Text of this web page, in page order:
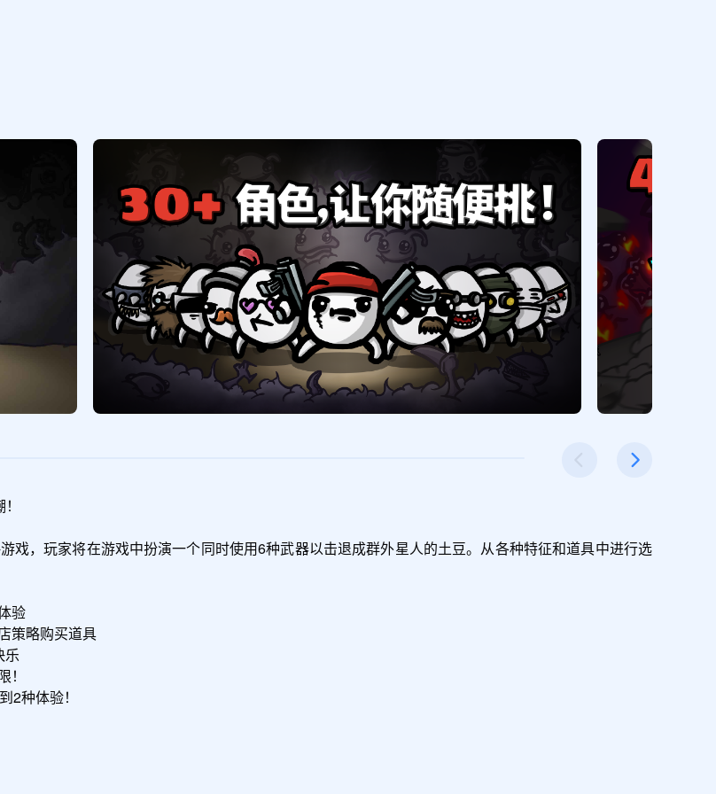
戏，玩家将在游戏中扮演一个同时使用6种武器以击退成群外星人的土豆。从各种特征和道具中进行选
验
策略购买道具
乐
2种体验！